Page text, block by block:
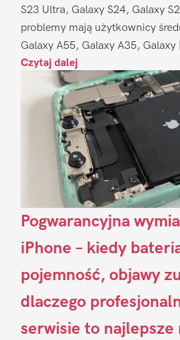
S23 Ultra, Galaxy S24, Galaxy
problemy mają użytkownicy
Galaxy A55, Galaxy A35, Galaxy
Czytaj dalej
Pogwarancyjna
iPhone – kiedy
pojemność, objawy
dlaczego
serwisie to najlepsze